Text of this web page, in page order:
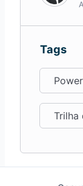
Tags
Trilha